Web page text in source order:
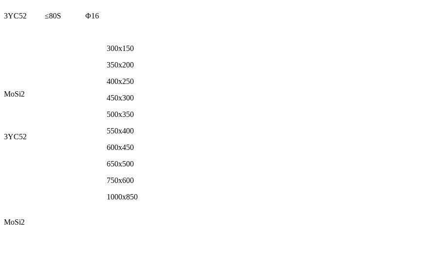
3YC52 ≤80S Φ16
300x150
350x200
400x250
450x300
500x350
550x400
600x450
650x500
750x600
1000x850
MoSi2
3YC52
MoSi2